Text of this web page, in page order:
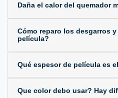
Daña el calor del quemador
Cómo reparo los desgarros
película?
Qué espesor de película es
Que color debo usar? Hay